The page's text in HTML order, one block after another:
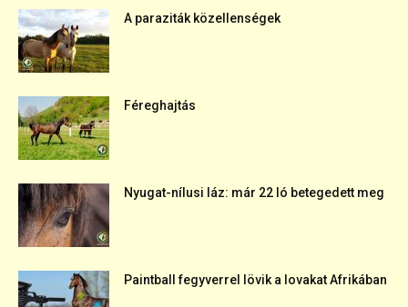
A paraziták közellenségek
Féreghajtás
Nyugat-nílusi láz: már 22 ló betegedett meg
Paintball fegyverrel lövik a lovakat Afrikában